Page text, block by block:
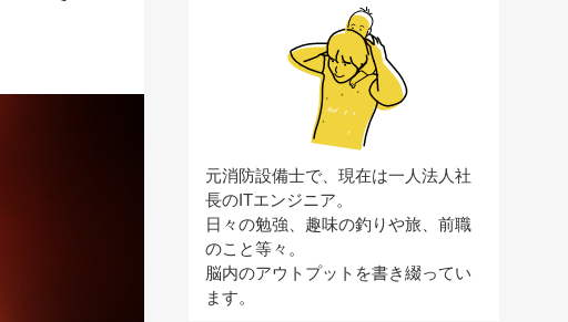
元消防設備士で、現在は一人法人社
長のITエンジニア。
日々の勉強、趣味の釣りや旅、前職
のこと等々。
脳内のアウトプットを書き綴ってい
ます。